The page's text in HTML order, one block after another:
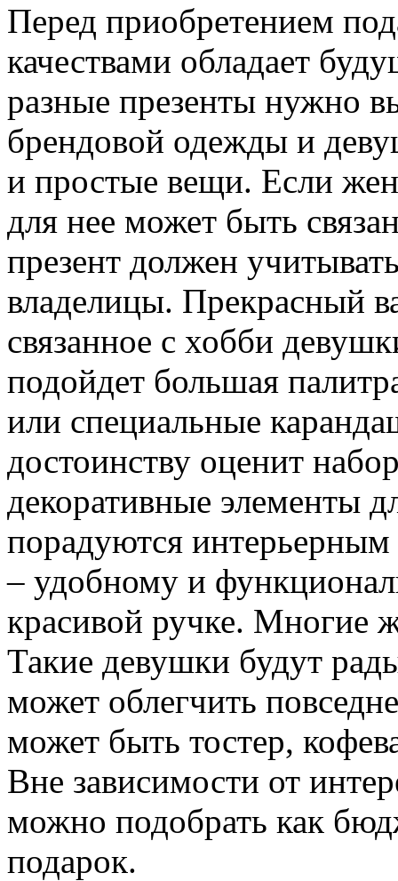
Перед приобретением
качествами обладает
разные презенты нужно
брендовой одежды и
и простые вещи. Если
для нее может быть
презент должен
владелицы. Прекрасный
связанное с хобби
подойдет большая
или специальные
достоинству оценит
декоративные элементы
порадуются
– удобному и
красивой ручке. Многие
Такие девушки будут
может облегчить
может быть тостер,
Вне зависимости от
можно подобрать как
подарок.